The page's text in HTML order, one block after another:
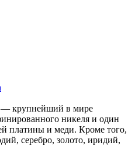
— крупнейший в мире
никеля и один
платины и меди. Кроме того,
серебро, золото, иридий,